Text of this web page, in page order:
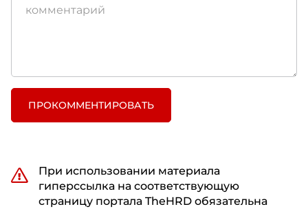
ПРОКОММЕНТИРОВАТЬ
При использовании материала
гиперссылка на соответствующую
страницу портала TheHRD обязательна